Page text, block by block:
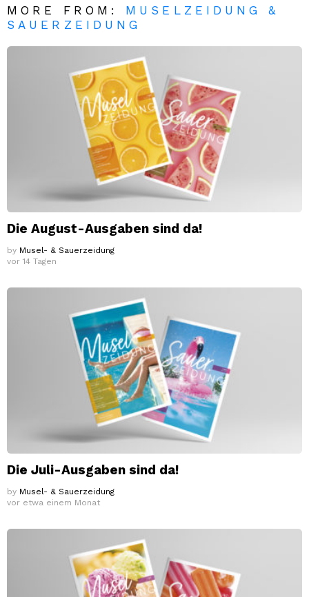
MORE FROM: MUSELZEIDUNG &
SAUERZEIDUNG
Die August-Ausgaben sind da!
by Musel- & Sauerzeidung
vor 14 Tagen
Die Juli-Ausgaben sind da!
by Musel- & Sauerzeidung
vor etwa einem Monat